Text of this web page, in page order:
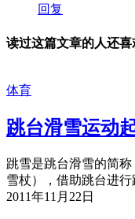
回复
读过这篇文章的人还喜
体育
跳台滑雪运动
跳雪是跳台滑雪的简
雪杖），借助跳台进
2011年11月22日